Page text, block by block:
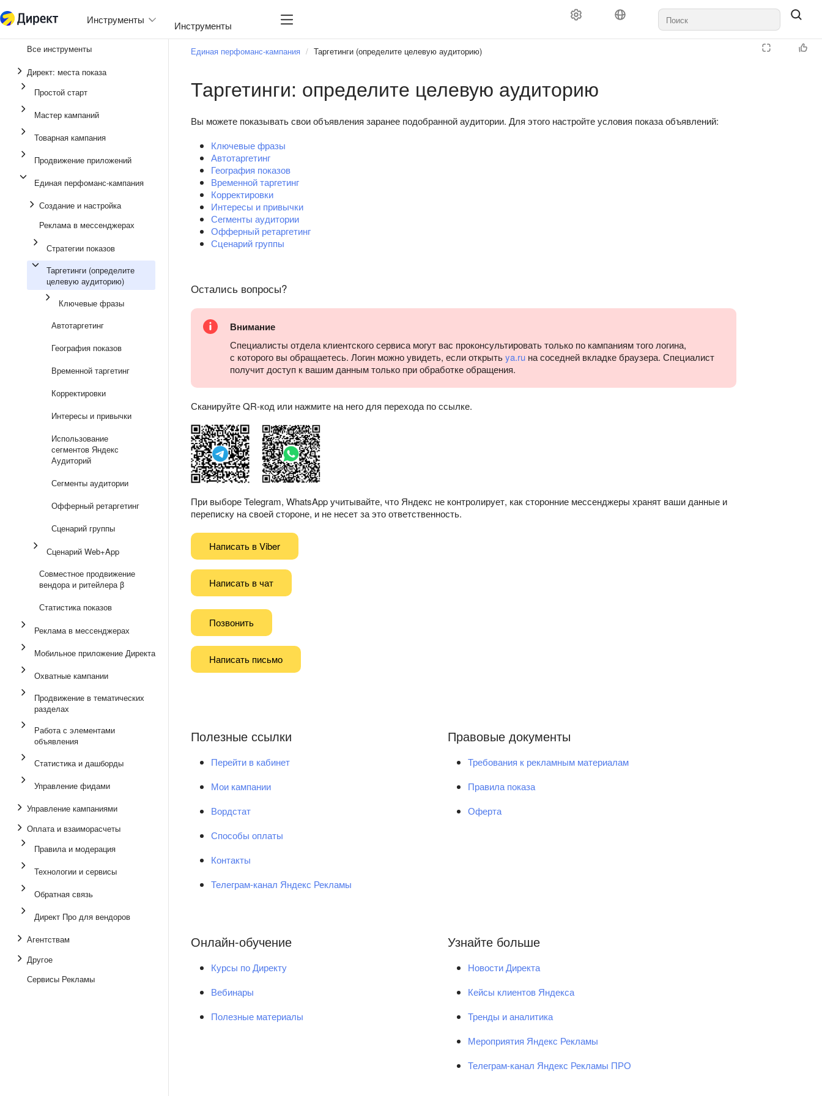
Инструменты Инструменты
Реклама в мессенджерах
Медийная реклама
Мастер кампаний
Товарная кампания
Простой старт
Таргетинги
Директ Коммандер
Оплата Правила и модерация
Все инструменты
Директ: места показа
Простой старт
Мастер кампаний
Товарная кампания
Продвижение приложений
Единая перфоманс-кампания
Создание и настройка
Реклама в мессенджерах
Стратегии показов
Таргетинги (определите
целевую аудиторию)
Ключевые фразы
Автотаргетинг
География показов
Временной таргетинг
Корректировки
Интересы и привычки
Использование
сегментов Яндекс
Аудиторий
Сегменты аудитории
Офферный ретаргетинг
Сценарий группы
Сценарий Web+App
Совместное продвижение
вендора и ритейлера β
Статистика показов
Реклама в мессенджерах
Мобильное приложение Директа
Охватные кампании
Продвижение в тематических
разделах
Работа с элементами
объявления
Статистика и дашборды
Управление фидами
Управление кампаниями
Оплата и взаиморасчеты
Правила и модерация
Технологии и сервисы
Обратная связь
Директ Про для вендоров
Агентствам
Другое
Сервисы Рекламы
Единая перфоманс-кампания Таргетинги (определите целевую аудиторию)
Таргетинги: определите целевую аудиторию
Вы можете показывать свои объявления заранее подобранной аудитории. Для этого настройте условия показа объявлений:
Ключевые фразы
Автотаргетинг
География показов
Временной таргетинг
Корректировки
Интересы и привычки
Сегменты аудитории
Офферный ретаргетинг
Сценарий группы
Остались вопросы?
Внимание
Специалисты отдела клиентского сервиса могут вас проконсультировать только по кампаниям того логина,
с которого вы обращаетесь. Логин можно увидеть, если открытьya.ru на соседней вкладке браузера. Специалист
получит доступ к вашим данным только при обработке обращения.
Сканируйте QR-код или нажмите на него для перехода по ссылке.
При выборе Telegram, WhatsApp учитывайте, что Яндекс не контролирует, как сторонние мессенджеры хранят ваши данные и
переписку на своей стороне, и не несет за это ответственность.
Написать в Viber
Написать в чат
Позвонить
Написать письмо
Полезные ссылки
Перейти в кабинет
Мои кампании
Вордстат
Способы оплаты
Контакты
Телеграм-канал Яндекс Рекламы
Правовые документы
Требования к рекламным материалам
Правила показа
Оферта
Онлайн-обучение
Курсы по Директу
Вебинары
Полезные материалы
Узнайте больше
Новости Директа
Кейсы клиентов Яндекса
Тренды и аналитика
Мероприятия Яндекс Рекламы
Телеграм-канал Яндекс Рекламы ПРО